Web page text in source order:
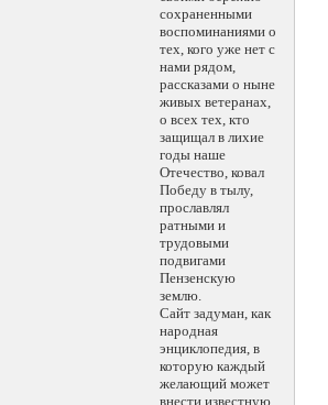
сохраненными
воспоминаниями о
тех, кого уже нет с
нами рядом,
рассказами о ныне
живых ветеранах,
о всех тех, кто
защищал в лихие
годы наше
Отечество, ковал
Победу в тылу,
прославлял
ратными и
трудовыми
подвигами
Пензенскую
землю.
Сайт задуман, как
народная
энциклопедия, в
которую каждый
желающий может
внести известную